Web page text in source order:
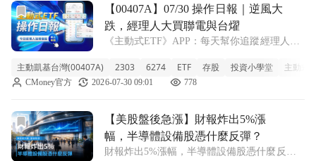
前往【00407A】07/30 操作日報｜逆風大跌，經理人大買聯
【00407A】07/30 操作日報｜逆風大
跌，經理人大買聯電與台燿
《主動式ETF》APP：每天幫你追蹤經理人新
穩固 00407A 主動凱基台灣今天收在 7.82 元，
微幅上漲 0.39%。不過近期盤面震盪不小，這
主動凱基台灣(00407A) 2303 6274 ETF 存股 投資小學堂 主動式
CMoney官方 2026-07-30 09:01 778
前往【美股盤後急漲】財報炸出5%漲幅，半導體設備股憑什
【美股盤後急漲】財報炸出5%漲
幅，半導體設備股憑什麼反彈？
財報炸出5%漲幅，半導體設備股憑什麼反